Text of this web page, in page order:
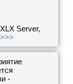
Server,
-